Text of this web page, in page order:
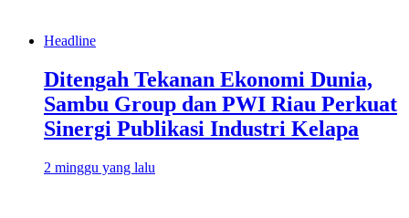
Headline
Ditengah Tekanan Ekonomi Dunia,
Sambu Group dan PWI Riau Perkuat
Sinergi Publikasi Industri Kelapa
2 minggu yang lalu